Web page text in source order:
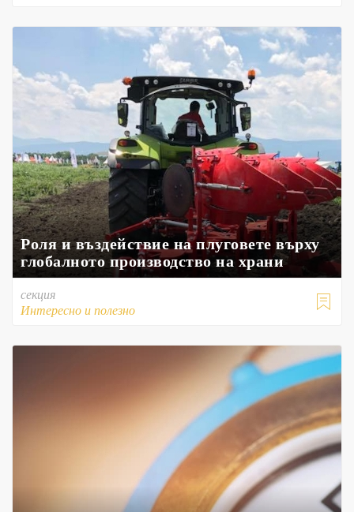
Роля и въздействие на плуговете върху
глобалното производство на храни

секция
Интересно и полезно